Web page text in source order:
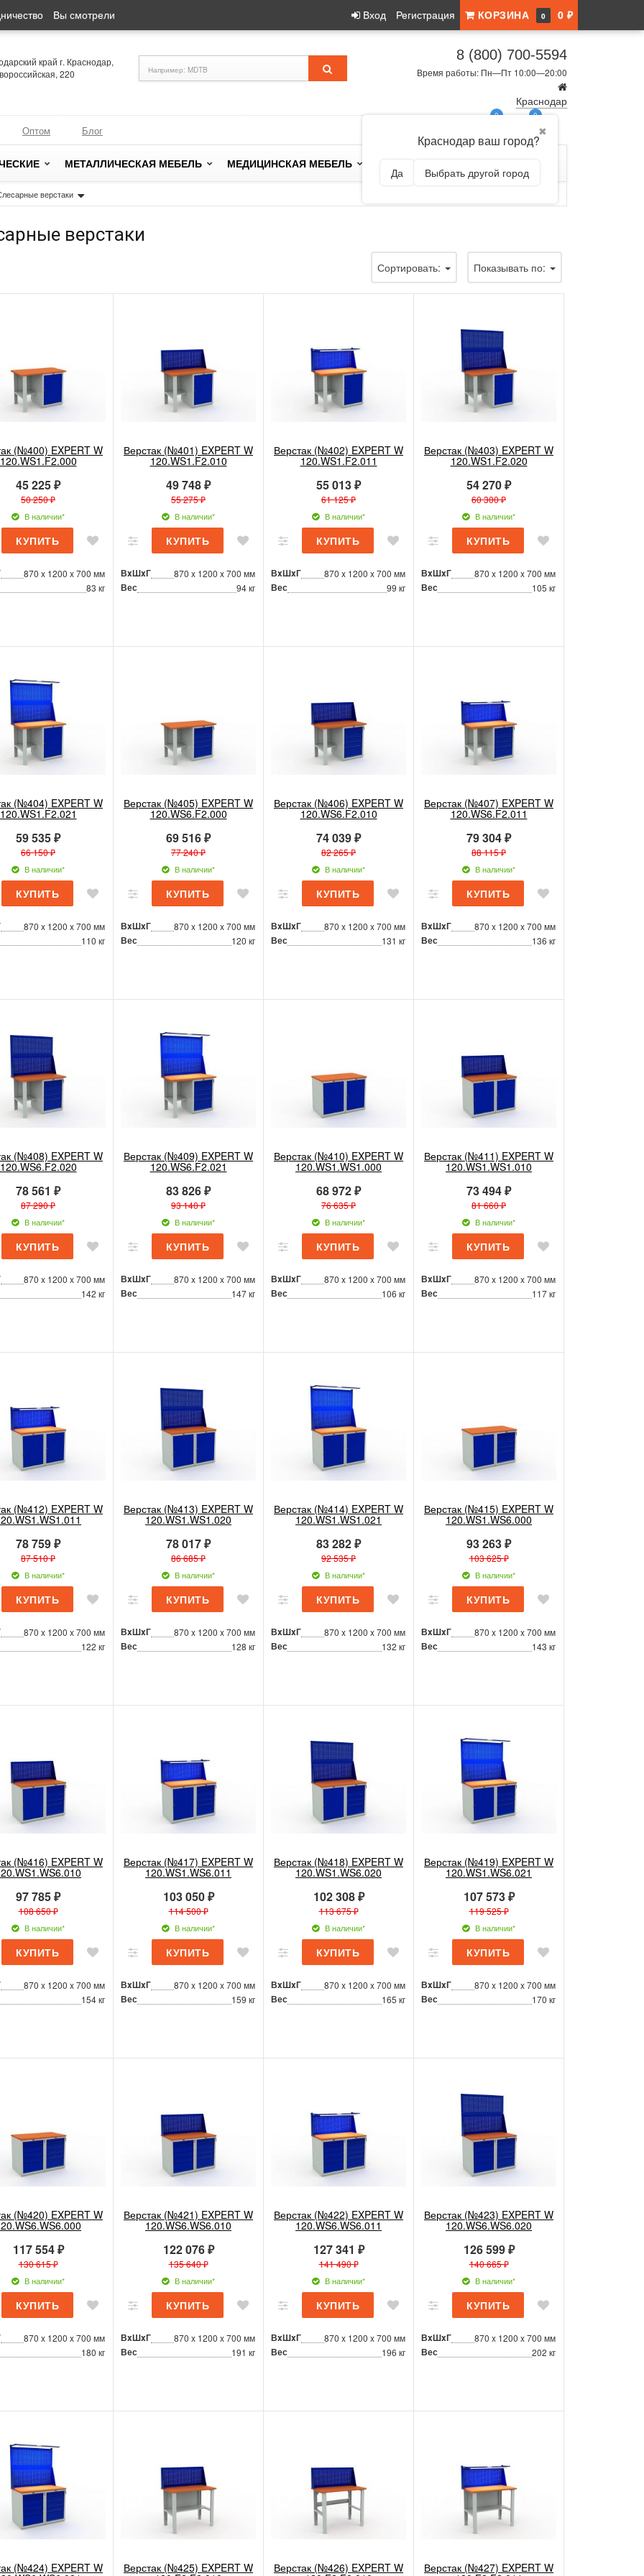
Вы смотрели Вход Регистрация КОРЗИНА 0 0 ₽
край г. Краснодар,
220
8 (800) 700-5594
Время работы: Пн—Пт 10:00—20:00
Краснодар
✖
Краснодар ваш город?
Да Выбрать другой город
Оптом Блог
0 0
МЕТАЛЛИЧЕСКАЯ МЕБЕЛЬ МЕДИЦИНСКАЯ МЕБЕЛЬ
верстаки
верстаки
Сортировать: Показывать по:
(№400) EXPERT W
120.WS1.F2.000
45 225 ₽
50 250 ₽
В наличии*
870 x 1200 x 700 мм
83 кг
Верстак (№401) EXPERT W
120.WS1.F2.010
49 748 ₽
55 275 ₽
В наличии*
ВxШxГ 870 x 1200 x 700 мм
Вес 94 кг
Верстак (№402) EXPERT W
120.WS1.F2.011
55 013 ₽
61 125 ₽
В наличии*
ВxШxГ 870 x 1200 x 700 мм
Вес 99 кг
Верстак (№403) EXPERT W
120.WS1.F2.020
54 270 ₽
60 300 ₽
В наличии*
ВxШxГ 870 x 1200 x 700 мм
Вес 105 кг
(№404) EXPERT W
120.WS1.F2.021
59 535 ₽
66 150 ₽
В наличии*
870 x 1200 x 700 мм
110 кг
Верстак (№405) EXPERT W
120.WS6.F2.000
69 516 ₽
77 240 ₽
В наличии*
ВxШxГ 870 x 1200 x 700 мм
Вес 120 кг
Верстак (№406) EXPERT W
120.WS6.F2.010
74 039 ₽
82 265 ₽
В наличии*
ВxШxГ 870 x 1200 x 700 мм
Вес 131 кг
Верстак (№407) EXPERT W
120.WS6.F2.011
79 304 ₽
88 115 ₽
В наличии*
ВxШxГ 870 x 1200 x 700 мм
Вес 136 кг
(№408) EXPERT W
120.WS6.F2.020
78 561 ₽
87 290 ₽
В наличии*
870 x 1200 x 700 мм
142 кг
Верстак (№409) EXPERT W
120.WS6.F2.021
83 826 ₽
93 140 ₽
В наличии*
ВxШxГ 870 x 1200 x 700 мм
Вес 147 кг
Верстак (№410) EXPERT W
120.WS1.WS1.000
68 972 ₽
76 635 ₽
В наличии*
ВxШxГ 870 x 1200 x 700 мм
Вес 106 кг
Верстак (№411) EXPERT W
120.WS1.WS1.010
73 494 ₽
81 660 ₽
В наличии*
ВxШxГ 870 x 1200 x 700 мм
Вес 117 кг
(№412) EXPERT W
78 759 ₽
87 510 ₽
В наличии*
870 x 1200 x 700 мм
122 кг
Верстак (№413) EXPERT W
120.WS1.WS1.020
78 017 ₽
86 685 ₽
В наличии*
ВxШxГ 870 x 1200 x 700 мм
Вес 128 кг
Верстак (№414) EXPERT W
120.WS1.WS1.021
83 282 ₽
92 535 ₽
В наличии*
ВxШxГ 870 x 1200 x 700 мм
Вес 132 кг
Верстак (№415) EXPERT W
120.WS1.WS6.000
93 263 ₽
103 625 ₽
В наличии*
ВxШxГ 870 x 1200 x 700 мм
Вес 143 кг
(№416) EXPERT W
97 785 ₽
108 650 ₽
В наличии*
870 x 1200 x 700 мм
154 кг
Верстак (№417) EXPERT W
120.WS1.WS6.011
103 050 ₽
114 500 ₽
В наличии*
ВxШxГ 870 x 1200 x 700 мм
Вес 159 кг
Верстак (№418) EXPERT W
120.WS1.WS6.020
102 308 ₽
113 675 ₽
В наличии*
ВxШxГ 870 x 1200 x 700 мм
Вес 165 кг
Верстак (№419) EXPERT W
120.WS1.WS6.021
107 573 ₽
119 525 ₽
В наличии*
ВxШxГ 870 x 1200 x 700 мм
Вес 170 кг
(№420) EXPERT W
117 554 ₽
130 615 ₽
В наличии*
870 x 1200 x 700 мм
180 кг
Верстак (№421) EXPERT W
120.WS6.WS6.010
122 076 ₽
135 640 ₽
В наличии*
ВxШxГ 870 x 1200 x 700 мм
Вес 191 кг
Верстак (№422) EXPERT W
120.WS6.WS6.011
127 341 ₽
141 490 ₽
В наличии*
ВxШxГ 870 x 1200 x 700 мм
Вес 196 кг
Верстак (№423) EXPERT W
120.WS6.WS6.020
126 599 ₽
140 665 ₽
В наличии*
ВxШxГ 870 x 1200 x 700 мм
Вес 202 кг
(№424) EXPERT W Верстак (№425) EXPERT W Верстак (№426) EXPERT W Верстак (№427) EXPERT W